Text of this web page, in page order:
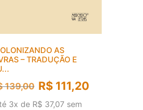
AS
– TRADUÇÃO E
139,00 R$ 111,20
3x de R$ 37,07 sem